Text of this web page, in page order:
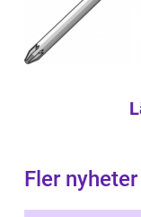
Fler nyheter